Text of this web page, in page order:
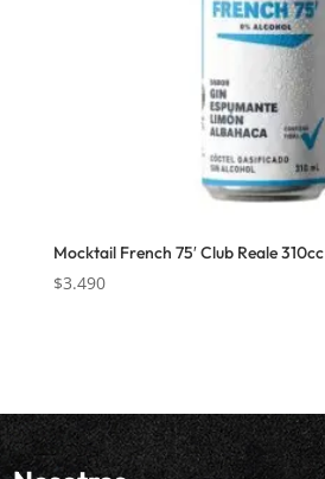
Mocktail French 75′ Club Reale 310cc
$3.490